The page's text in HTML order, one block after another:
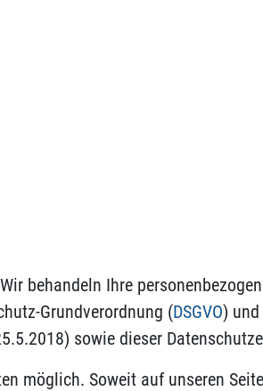
behandeln Ihre
Grundverordnung (DSGVO)
) sowie dieser
möglich. Soweit auf unseren